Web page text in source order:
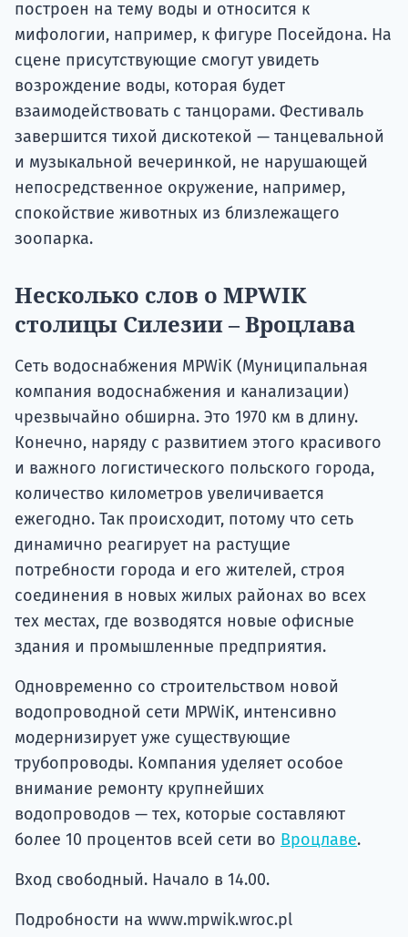
построен на тему воды и относится к
мифологии, например, к фигуре Посейдона. На
сцене присутствующие смогут увидеть
возрождение воды, которая будет
взаимодействовать с танцорами. Фестиваль
завершится тихой дискотекой — танцевальной
и музыкальной вечеринкой, не нарушающей
непосредственное окружение, например,
спокойствие животных из близлежащего
зоопарка.
Несколько слов о MPWIK
столицы Силезии – Вроцлава
Сеть водоснабжения MPWiK (Муниципальная
компания водоснабжения и канализации)
чрезвычайно обширна. Это 1970 км в длину.
Конечно, наряду с развитием этого красивого
и важного логистического польского города,
количество километров увеличивается
ежегодно. Так происходит, потому что сеть
динамично реагирует на растущие
потребности города и его жителей, строя
соединения в новых жилых районах во всех
тех местах, где возводятся новые офисные
здания и промышленные предприятия.
Одновременно со строительством новой
водопроводной сети MPWiK, интенсивно
модернизирует уже существующие
трубопроводы. Компания уделяет особое
внимание ремонту крупнейших
водопроводов — тех, которые составляют
более 10 процентов всей сети во Вроцлаве.
Вход свободный. Начало в 14.00.
Подробности на www.mpwik.wroc.pl